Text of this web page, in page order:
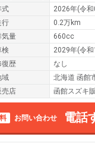
式
2026年(令
行
0.2万km
気量
660cc
検
2029年(令和
復歴
なし
域
北海道 函館
売店
函館スズキ
お問い合わせ 電話